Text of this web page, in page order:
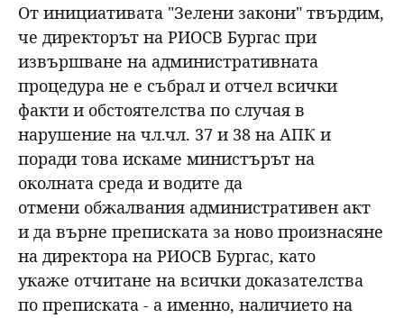
От инициативата "Зелени закони" твърдим,
че директорът на РИОСВ Бургас при
извършване на административната
процедура не е събрал и отчел всички
факти и обстоятелства по случая в
нарушение на чл.чл. 37 и 38 на АПК и
поради това искаме министърът на
околната среда и водите да
отмени обжалвания административен акт
и да върне преписката за ново произнасяне
на директора на РИОСВ Бургас, като
укаже отчитане на всички доказателства
по преписката - а именно, наличието на